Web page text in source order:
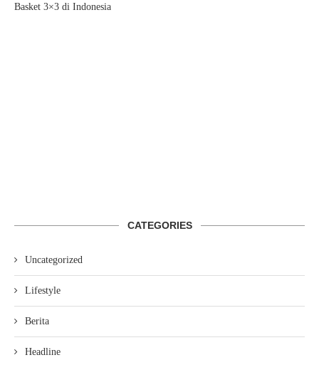
Basket 3×3 di Indonesia
CATEGORIES
Uncategorized
Lifestyle
Berita
Headline